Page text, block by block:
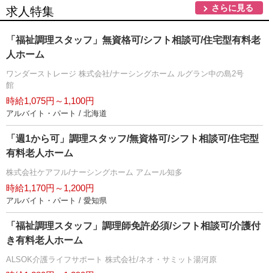
求人特集 さらに見る
「福祉調理スタッフ」無資格可/シフト相談可/住宅型有料老
人ホーム
ワンダーストレージ 株式会社/ナーシングホーム ルグラン中の島2号
館
時給1,075円～1,100円
アルバイト・パート / 北海道
「週1から可」調理スタッフ/無資格可/シフト相談可/住宅型
有料老人ホーム
株式会社ケアフル/ナーシングホーム アムール知多
時給1,170円～1,200円
アルバイト・パート / 愛知県
「福祉調理スタッフ」調理師免許必須/シフト相談可/介護付
き有料老人ホーム
ALSOK介護ライフサポート 株式会社/ネオ・サミット湯河原